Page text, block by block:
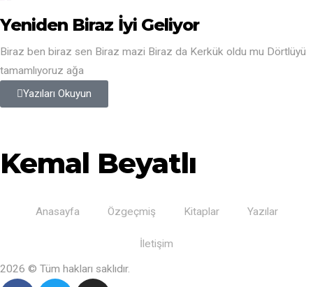
Yeniden Biraz İyi Geliyor
Biraz ben biraz sen Biraz mazi Biraz da Kerkük oldu mu Dörtlüyü
tamamlıyoruz ağa
Yazıları Okuyun
Kemal Beyatlı
Anasayfa Özgeçmiş Kitaplar Yazılar
İletişim
2026 © Tüm hakları saklıdır.